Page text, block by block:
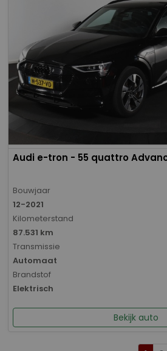
Audi e-tron - 55 quattro
Bouwjaar
12-2021
Kilometerstand
87.531 km
Transmissie
Automaat
Brandstof
Elektrisch
Bekijk auto